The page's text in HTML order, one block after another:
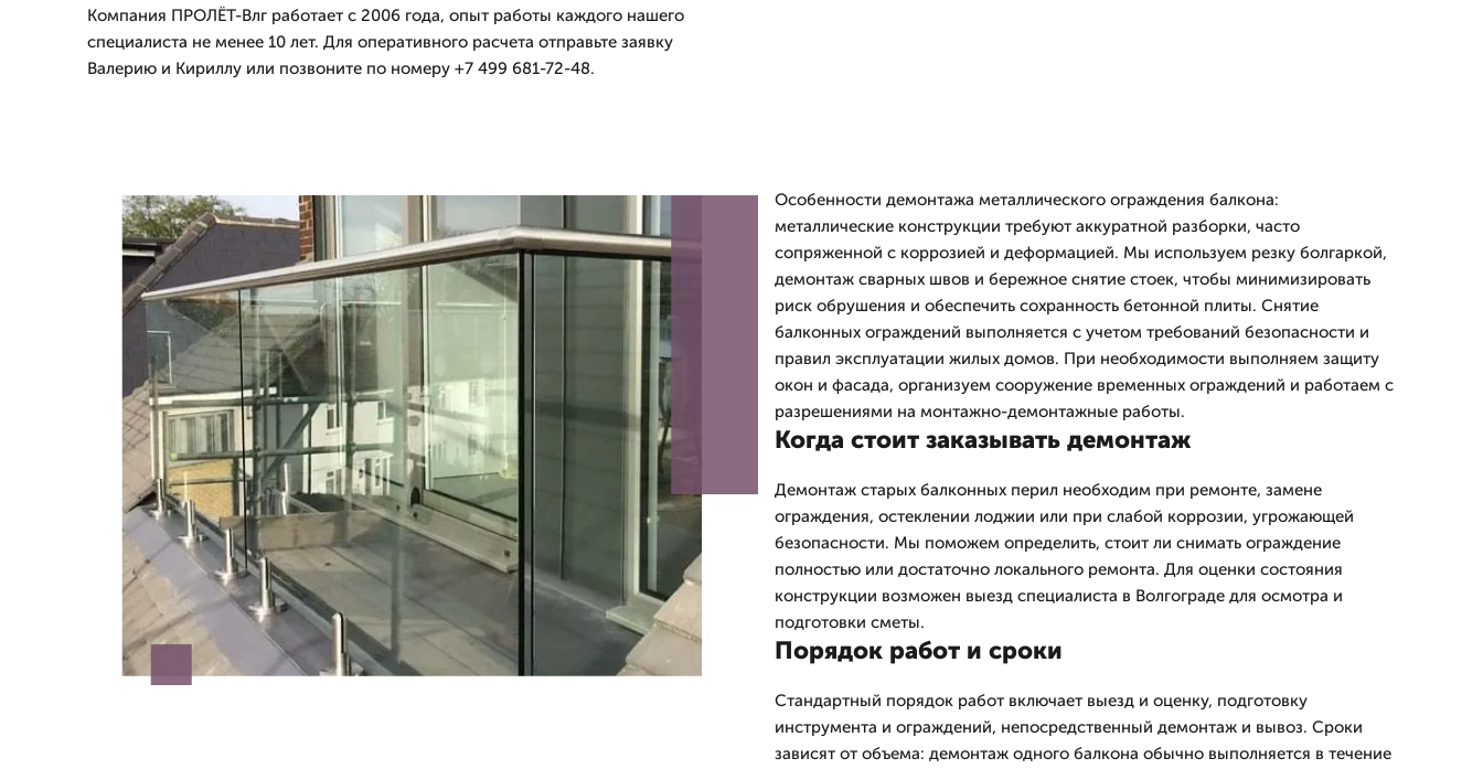
Компания ПРОЛЁТ-Влг работает с 2006 года, опыт работы каждого нашего
специалиста не менее 10 лет. Для оперативного расчета отправьте заявку
Валерию и Кириллу или позвоните по номеру +7 499 681-72-48.
Особенности демонтажа металлического ограждения балкона:
металлические конструкции требуют аккуратной разборки, часто
сопряженной с коррозией и деформацией. Мы используем резку болгаркой,
демонтаж сварных швов и бережное снятие стоек, чтобы минимизировать
риск обрушения и обеспечить сохранность бетонной плиты. Снятие
балконных ограждений выполняется с учетом требований безопасности и
правил эксплуатации жилых домов. При необходимости выполняем защиту
окон и фасада, организуем сооружение временных ограждений и работаем с
разрешениями на монтажно-демонтажные работы.
Когда стоит заказывать демонтаж
Демонтаж старых балконных перил необходим при ремонте, замене
ограждения, остеклении лоджии или при слабой коррозии, угрожающей
безопасности. Мы поможем определить, стоит ли снимать ограждение
полностью или достаточно локального ремонта. Для оценки состояния
конструкции возможен выезд специалиста в Волгограде для осмотра и
подготовки сметы.
Порядок работ и сроки
Стандартный порядок работ включает выезд и оценку, подготовку
инструмента и ограждений, непосредственный демонтаж и вывоз. Сроки
зависят от объема: демонтаж одного балкона обычно выполняется в течение